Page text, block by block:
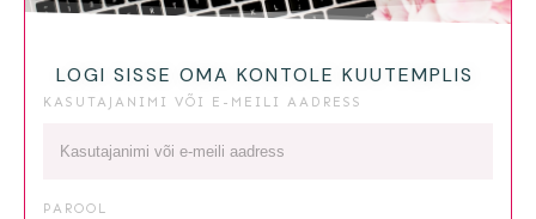
LOGI SISSE OMA KONTOLE KUUTEMPLIS
KASUTAJANIMI VÕI E-MEILI AADRESS
PAROOL